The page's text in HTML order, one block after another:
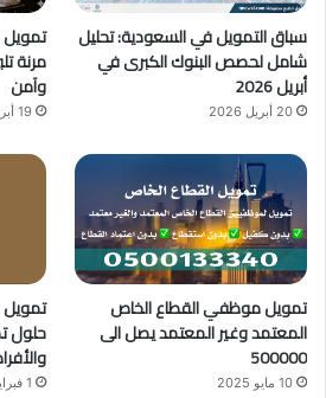
b
e
سباق التمويل في السعودية: تحليل
شامل لحصص البنوك الكبرى في
أبريل 2026
20 أبريل 2026
تمويل
مرنة
وآمن
19 أبريل 2026
تمويل موظفي القطاع الخاص
المعتمد وغير المعتمد يصل الى
500000
10 مايو 2025
تمويل
حلول
1 فبراير 2025